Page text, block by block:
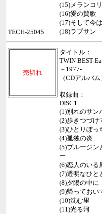
(15)メランコ
(16)愛の賛歌
(17)そして今は
(18)ラプサン
TECH-25045
売切れ
タイトル：
TWIN BEST-
～1977-
（CDアルバム
収録曲：
DISC1
(1)別れのサン
(2)歩きつづけ
(3)ひとりぼっ
(4)孤独の炎
(5)ブルージン
ー
(6)恋人のいる
(7)透明なひと
(8)夕陽の中に
(9)帰っておい
(10)沈む里
(11)光る河